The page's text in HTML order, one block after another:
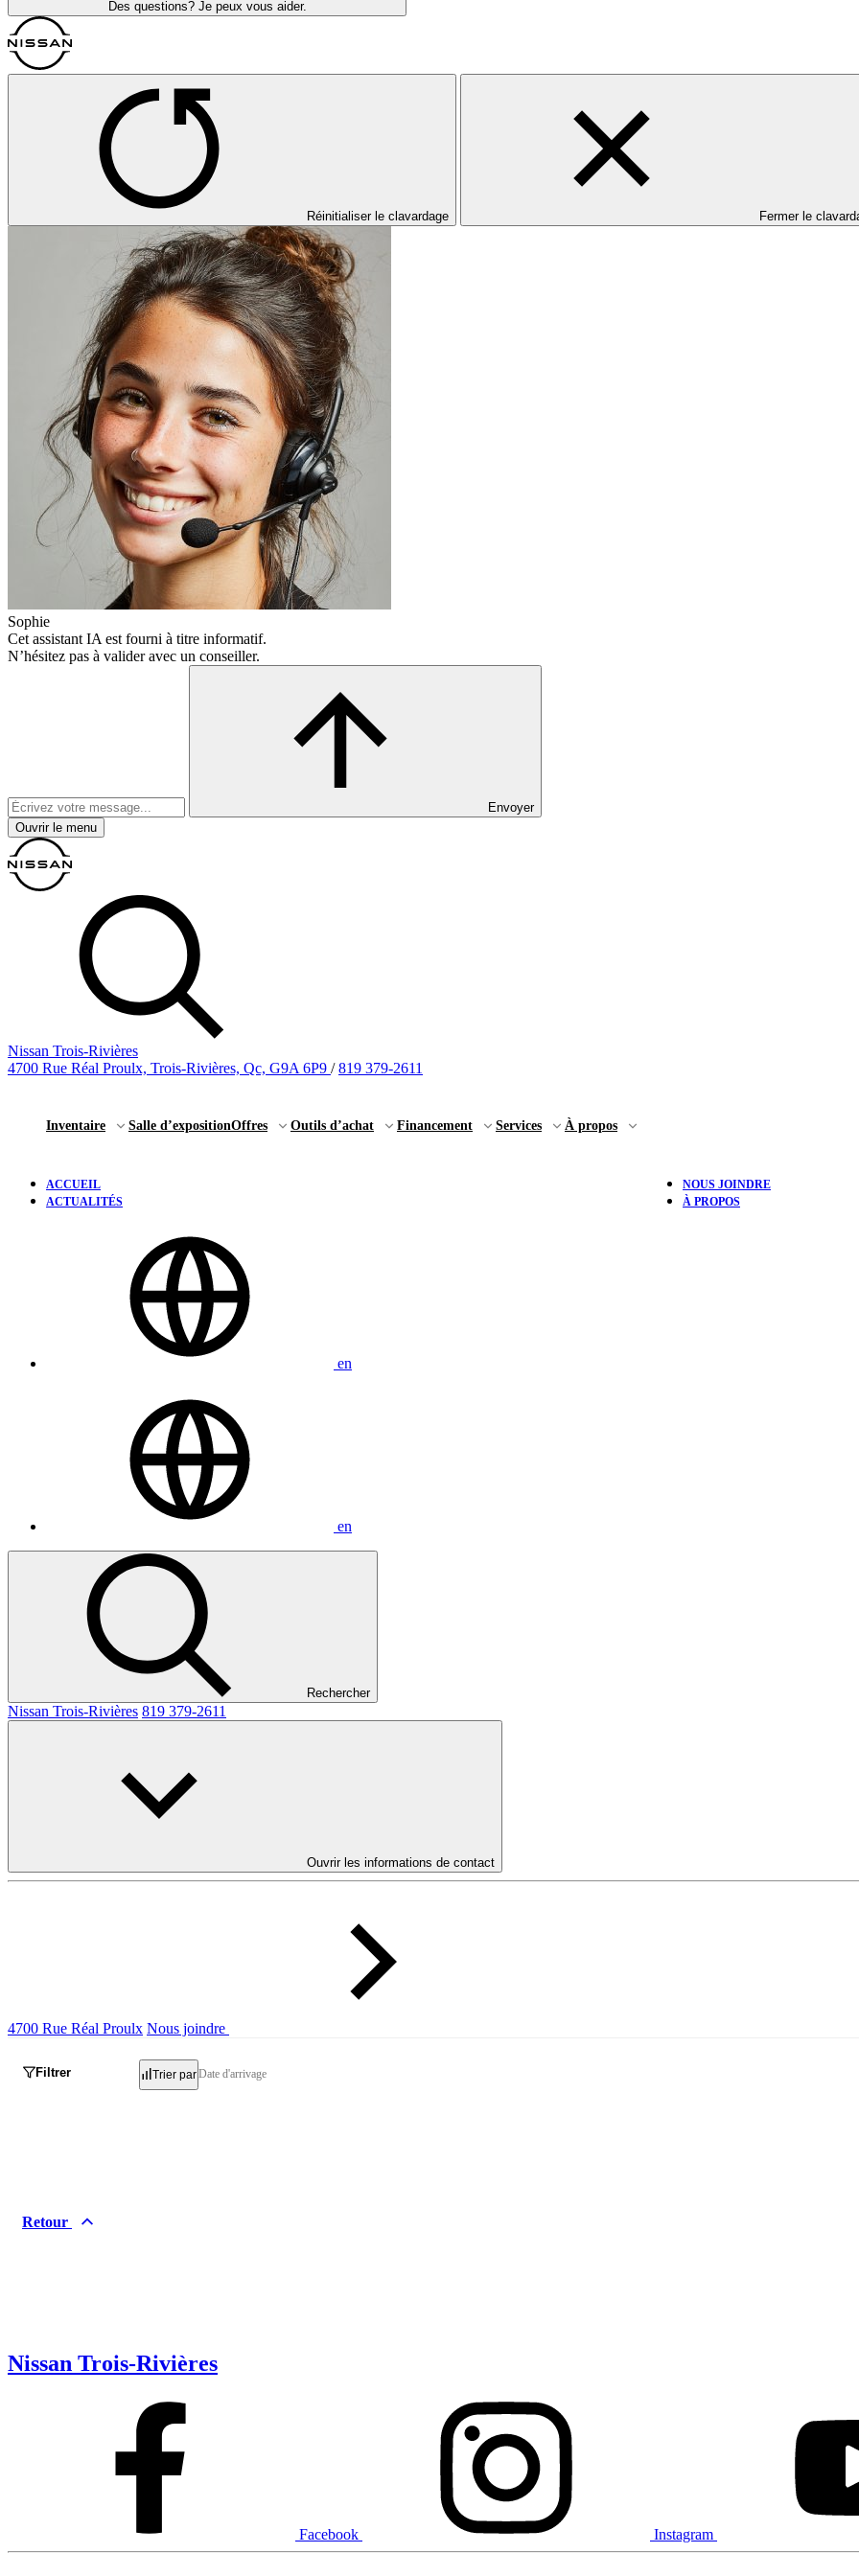
Des questions? Je peux vous aider.
Réinitialiser le clavardage Fermer le
Sophie
Cet assistant IA est fourni à titre informatif.
N’hésitez pas à valider avec un conseiller.
Envoyer
Ouvrir le menu
Nissan Trois-Rivières
4700 Rue Réal Proulx, Trois-Rivières, Qc, G9A 6P9 / 819 379-2611
Inventaire Salle d’expositionOffres Outils d’achat Financement Services À propos
ACCUEIL
NOUS JOINDRE
ACTUALITÉS
À PROPOS
en
en
Rechercher
Nissan Trois-Rivières 819 379-2611
Ouvrir les informations de contact
4700 Rue Réal Proulx Nous joindre
Filtrer Trier parDate d'arrivage
Retour
Nissan Trois-Rivières
Facebook Instagram